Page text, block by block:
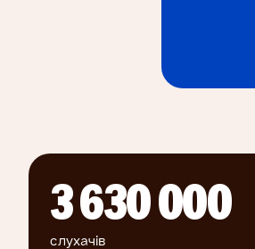
3 630 000
слухачів